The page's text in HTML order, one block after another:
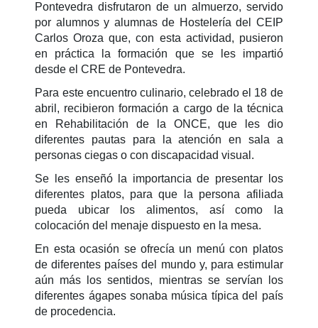
Pontevedra disfrutaron de un almuerzo, servido
por alumnos y alumnas de Hostelería del CEIP
Carlos Oroza que, con esta actividad, pusieron
en práctica la formación que se les impartió
desde el CRE de Pontevedra.
Para este encuentro culinario, celebrado el 18 de
abril, recibieron formación a cargo de la técnica
en Rehabilitación de la ONCE, que les dio
diferentes pautas para la atención en sala a
personas ciegas o con discapacidad visual.
Se les enseñó la importancia de presentar los
diferentes platos, para que la persona afiliada
pueda ubicar los alimentos, así como la
colocación del menaje dispuesto en la mesa.
En esta ocasión se ofrecía un menú con platos
de diferentes países del mundo y, para estimular
aún más los sentidos, mientras se servían los
diferentes ágapes sonaba música típica del país
de procedencia.